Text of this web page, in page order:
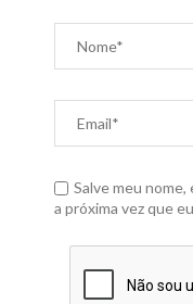
Salve meu
a próxima vez que